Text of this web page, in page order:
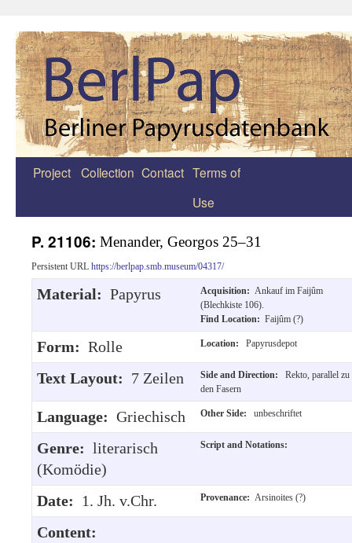
Zum
Project Collection Contact Terms of
Use
P. 21106: Menander, Georgos 25–31
Persistent URL https://berlpap.smb.museum/04317/
Material: Papyrus Acquisition: Ankauf im Faijûm
(Blechkiste 106).
Find Location: Faijûm (?)
Form: Rolle Location: Papyrusdepot
Text Layout: 7 Zeilen Side and Direction:
Rekto, parallel zu
den Fasern
Language: Griechisch Other Side: unbeschriftet
Genre: literarisch
(Komödie)
Script and Notations:
Date: 1. Jh. v.Chr. Provenance: Arsinoites (?)
Content: